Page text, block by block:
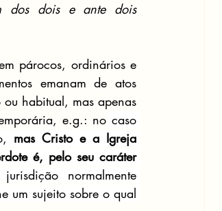
dos dois e ante dois
párocos, ordinários e
emanam de atos
habitual, mas apenas
e.g.: no caso
mas Cristo e a Igreja
é, pelo seu caráter
normalmente
um sujeito sobre o qual